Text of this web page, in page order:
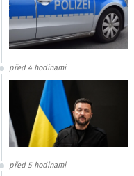
před 4 hodinami
před 5 hodinami